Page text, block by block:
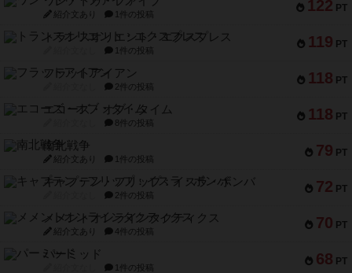
122 PT
紹介文あり 1件の投稿
119 PT
トランスオリエント・エクスプレス
1件の投稿
118 PT
フラットアイアン
2件の投稿
118 PT
エコーズ・オブ・タイム
8件の投稿
79 PT
南北戦争
紹介文あり 1件の投稿
72 PT
キャプテン・フリップ：イスラ・ボンバ
2件の投稿
70 PT
メメントオンラインタクティクス
紹介文あり 4件の投稿
68 PT
パーミッド
1件の投稿